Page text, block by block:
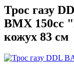
Трос газу
ВМX 150cc
кожух 83 см